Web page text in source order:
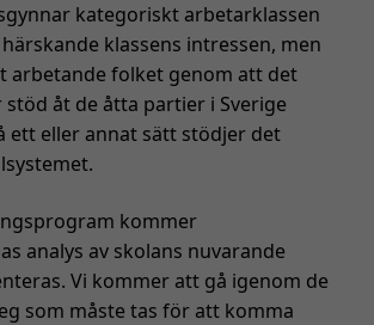
kategoriskt arbetarklassen
klassens intressen, men
arbetande folket genom att det
stöd åt de åtta partier i Sverige
ett eller annat sätt stödjer det
kommer
analys av skolans nuvarande
Vi kommer att gå igenom de
som måste tas för att komma